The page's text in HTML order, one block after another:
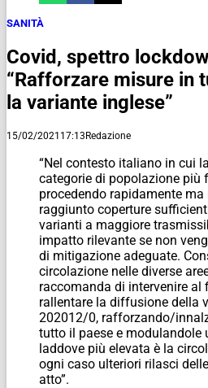
SANITÀ
Covid, spettro
“Rafforzare misure in
la variante inglese”
15/02/2021 17:13Redazione
“Nel contesto italiano in cui
categorie di popolazione più
procedendo rapidamente
raggiunto coperture
varianti a maggiore
impatto rilevante se non
di mitigazione adeguate.
circolazione nelle diverse
raccomanda di intervenire al
rallentare la diffusione della
202012/0, rafforzando/
tutto il paese e modulandole
laddove più elevata è la
ogni caso ulteriori rilasci
atto”.